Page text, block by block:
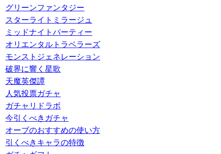
グリーンファンタジー
スターライトミラージュ
ミッドナイトパーティー
オリエンタルトラベラーズ
モンストジェネレーション
破界に響く星歌
天魔英傑譚
人気投票ガチャ
ガチャリドラボ
今引くべきガチャ
オーブのおすすめの使い方
引くべきキャラの特徴